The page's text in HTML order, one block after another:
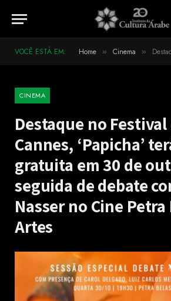
VOCÊ ESTÁ EM: Home » Cinema » Destaque no Festival de
CINEMA
Destaque no Festival
Cannes, ‘Papicha’
gratuita em 30 de
seguida de debate
Nasser no Cine Petra
Artes